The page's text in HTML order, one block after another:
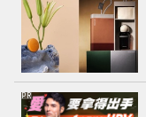
PR